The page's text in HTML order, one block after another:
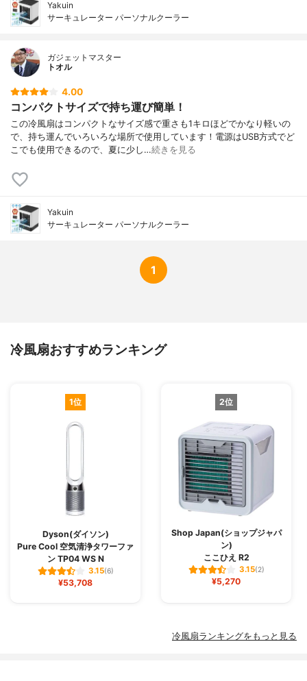
Yakuin
サーキュレーター パーソナルクーラー
ガジェットマスター
トオル
4.00
コンパクトサイズで持ち運び簡単！
この冷風扇はコンパクトなサイズ感で重さも1キロほどでかなり軽いの
で、持ち運んでいろいろな場所で使用しています！電源はUSB方式でど
こでも使用できるので、夏に少し…続きを見る
Yakuin
サーキュレーター パーソナルクーラー
1
冷風扇おすすめランキング
1位
Dyson(ダイソン)
Pure Cool 空気清浄タワーファ
ン TP04 WS N
3.15(6)
¥53,708
2位
Shop Japan(ショップジャパ
ン)
ここひえ R2
3.15(2)
¥5,270
冷風扇ランキングをもっと見る